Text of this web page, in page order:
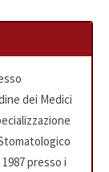
dei Medici
presso i